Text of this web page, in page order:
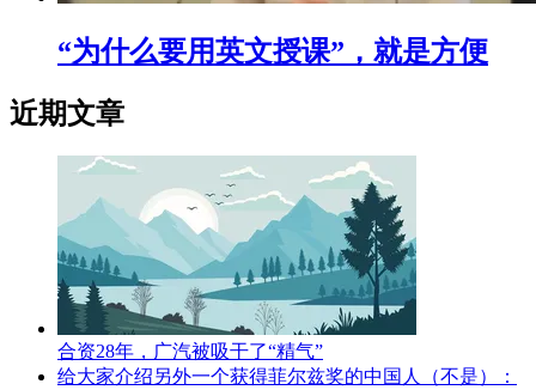
“为什么要用英文授课”，就是方便
近期文章
合资28年，广汽被吸干了“精气”
给大家介绍另外一个获得菲尔兹奖的中国人（不是）：